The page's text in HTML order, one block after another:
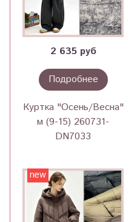
2 635 руб
Подробнее
Куртка "Осень/Весна"
м (9-15) 260731-
DN7033
new